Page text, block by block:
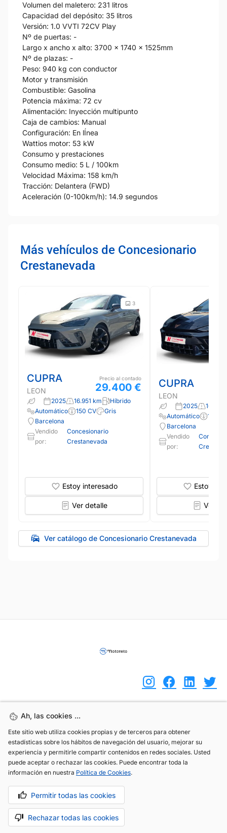
Volumen del maletero: 231 litros
Capacidad del depósito: 35 litros
Versión: 1.0 VVTI 72CV Play
Nº de puertas: -
Largo x ancho x alto: 3700 x 1740 x 1525mm
Nº de plazas: -
Peso: 940 kg con conductor
Motor y transmisión
Combustible: Gasolina
Potencia máxima: 72 cv
Alimentación: Inyección multipunto
Caja de cambios: Manual
Configuración: En lÍnea
Wattios motor: 53 kW
Consumo y prestaciones
Consumo medio: 5 L / 100km
Velocidad Máxima: 158 km/h
Tracción: Delantera (FWD)
Aceleración (0-100km/h): 14.9 segundos
Más vehículos de Concesionario
Crestanevada
3
CUPRA
LEON
Precio al contado
29.400 €
2025 16.951 km
Híbrido
Automático
150 CV
Gris
Barcelona
Vendido
por:
Concesionario
Crestanevada
Estoy interesado
Ver detalle
CUPRA
LEON
2025
16.263
Automático
150
Barcelona
Vendido
por:
Estoy
Ver
Ver catálogo de Concesionario Crestanevada
Ah, las cookies ...
Este sitio web utiliza cookies propias y de terceros para obtener
estadísticas sobre los hábitos de navegación del usuario, mejorar su
experiencia y permitirle compartir contenidos en redes sociales. Usted
puede aceptar o rechazar las cookies. Puede encontrar toda la
información en nuestra Política de Cookies.
Permitir todas las cookies
Rechazar todas las cookies
Ah, las cookies ...
Este sitio web utiliza cookies propias y de terceros para obtener
estadísticas sobre los hábitos de navegación del usuario, mejorar su
experiencia y permitirle compartir contenidos en redes sociales. Usted
puede aceptar o rechazar las cookies. Puede encontrar toda la
información en nuestra Política de Cookies.
Permitir todas las cookies
Rechazar todas las cookies
info@motoreto.com
Aviso legal Política de cookies